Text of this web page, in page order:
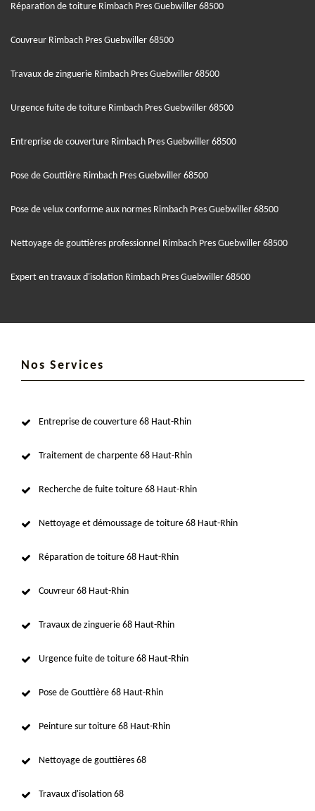
Réparation de toiture Rimbach Pres Guebwiller 68500
Couvreur Rimbach Pres Guebwiller 68500
Travaux de zinguerie Rimbach Pres Guebwiller 68500
Urgence fuite de toiture Rimbach Pres Guebwiller 68500
Entreprise de couverture Rimbach Pres Guebwiller 68500
Pose de Gouttière Rimbach Pres Guebwiller 68500
Pose de velux conforme aux normes Rimbach Pres Guebwiller 68500
Nettoyage de gouttières professionnel Rimbach Pres Guebwiller 68500
Expert en travaux d'isolation Rimbach Pres Guebwiller 68500
Nos Services
Entreprise de couverture 68 Haut-Rhin
Traitement de charpente 68 Haut-Rhin
Recherche de fuite toiture 68 Haut-Rhin
Nettoyage et démoussage de toiture 68 Haut-Rhin
Réparation de toiture 68 Haut-Rhin
Couvreur 68 Haut-Rhin
Travaux de zinguerie 68 Haut-Rhin
Urgence fuite de toiture 68 Haut-Rhin
Pose de Gouttière 68 Haut-Rhin
Peinture sur toiture 68 Haut-Rhin
Nettoyage de gouttières 68
Travaux d'isolation 68